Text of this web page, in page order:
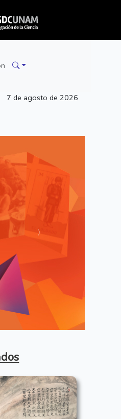
7 de agosto de 2026
Anterior